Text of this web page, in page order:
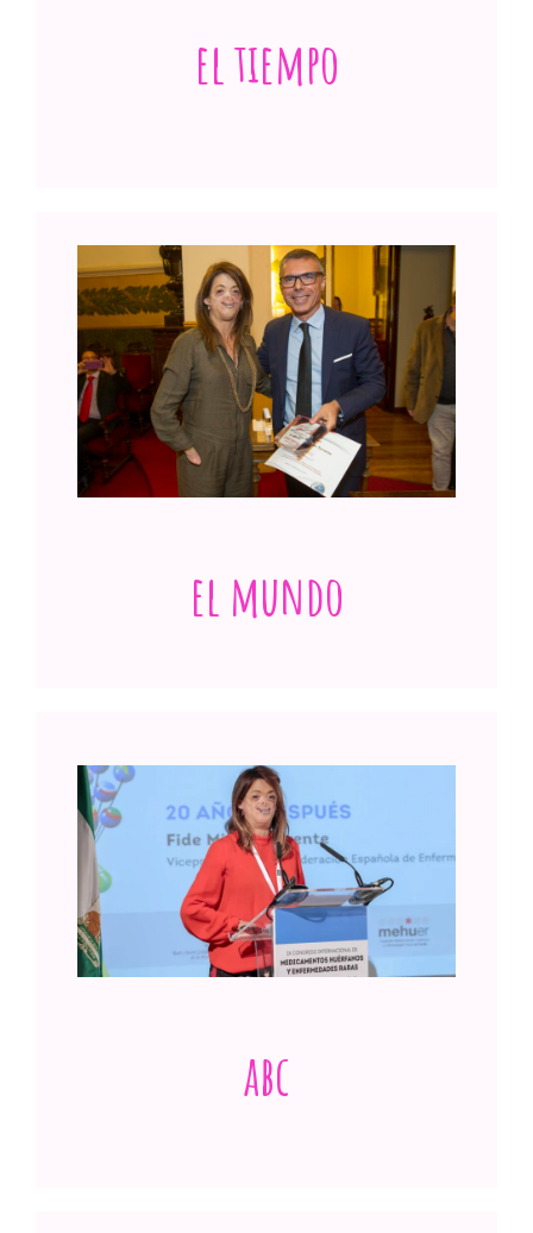
el tiempo
La cruel enfermedad que le devoró la cara
y sus manos a una mujer: ‘Sentía mucho
dolor’
Ver publicación
el mundo
Fide Mirón, premiada por su trabajo de
divulgación sobre las Enfermedades Raras
Ver publicación
abc